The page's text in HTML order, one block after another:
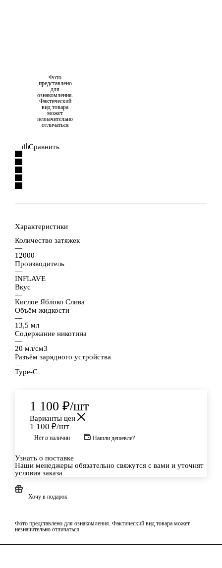
Фото
представлено
для
ознакомления.
Фактический
вид товара
может
незначительно
отличаться
Сравнить
Характеристики
Количество затяжек
—
12000
Производитель
—
INFLAVE
Вкус
—
Кислое Яблоко Слива
Объём жидкости
—
13,5 мл
Содержание никотина
—
20 мл/см3
Разъём зарядного устройства
—
Type-C
1 100 ₽/шт
Варианты цен
1 100 ₽/шт
Нет в наличии Нашли дешевле?
Узнать о поставке
Наши менеджеры обязательно свяжутся с вами и уточнят
условия заказа
Хочу в подарок
Фото представлено для ознакомления. Фактический вид товара может
незначительно отличаться